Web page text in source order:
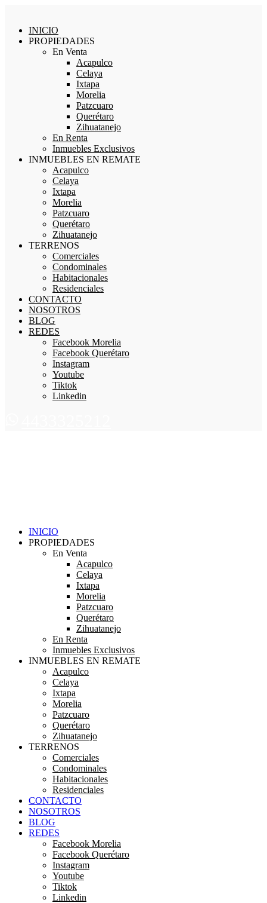
INICIO
PROPIEDADES
En Venta
Acapulco
Celaya
Ixtapa
Morelia
Patzcuaro
Querétaro
Zihuatanejo
En Renta
Inmuebles Exclusivos
INMUEBLES EN REMATE
Acapulco
Celaya
Ixtapa
Morelia
Patzcuaro
Querétaro
Zihuatanejo
TERRENOS
Comerciales
Condominales
Habitacionales
Residenciales
CONTACTO
NOSOTROS
BLOG
REDES
Facebook Morelia
Facebook Querétaro
Instagram
Youtube
Tiktok
Linkedin
INICIO
PROPIEDADES
En Venta
Acapulco
Celaya
Ixtapa
Morelia
Patzcuaro
Querétaro
Zihuatanejo
En Renta
Inmuebles Exclusivos
INMUEBLES EN REMATE
Acapulco
Celaya
Ixtapa
Morelia
Patzcuaro
Querétaro
Zihuatanejo
TERRENOS
Comerciales
Condominales
Habitacionales
Residenciales
CONTACTO
NOSOTROS
BLOG
REDES
Facebook Morelia
Facebook Querétaro
Instagram
Youtube
Tiktok
Linkedin